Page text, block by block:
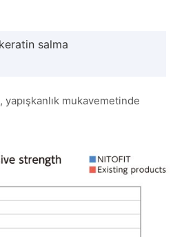
salma
yapışkanlık mukavemetinde